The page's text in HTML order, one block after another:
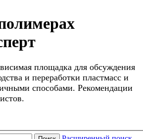
площадка для обсуждения
и переработки пластмасс и
способами. Рекомендации